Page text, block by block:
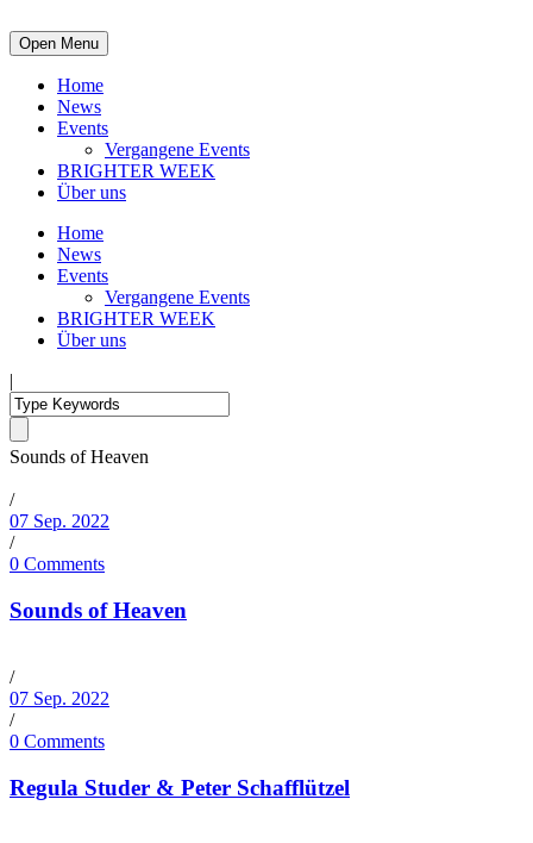
Open Menu
Home
News
Events
Vergangene Events
BRIGHTER WEEK
Über uns
Home
News
Events
Vergangene Events
BRIGHTER WEEK
Über uns
|
Sounds of Heaven
/
07 Sep. 2022
/
0 Comments
Sounds of Heaven
/
07 Sep. 2022
/
0 Comments
Regula Studer & Peter Schafflützel